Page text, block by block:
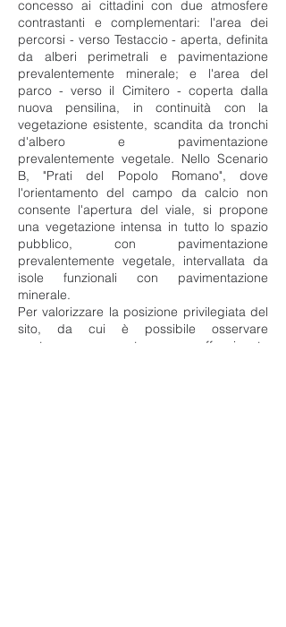
concesso ai cittadini con due atmosfere
contrastanti e complementari: l'area dei
percorsi - verso Testaccio - aperta, definita
da alberi perimetrali e pavimentazione
prevalentemente minerale; e l'area del
parco - verso il Cimitero - coperta dalla
nuova pensilina, in continuità con la
vegetazione esistente, scandita da tronchi
d'albero e pavimentazione
prevalentemente vegetale. Nello Scenario
B, "Prati del Popolo Romano", dove
l'orientamento del campo da calcio non
consente l'apertura del viale, si propone
una vegetazione intensa in tutto lo spazio
pubblico, con pavimentazione
prevalentemente vegetale, intervallata da
isole funzionali con pavimentazione
minerale.
Per valorizzare la posizione privilegiata del
sito, da cui è possibile osservare
contemporaneamente un affascinante